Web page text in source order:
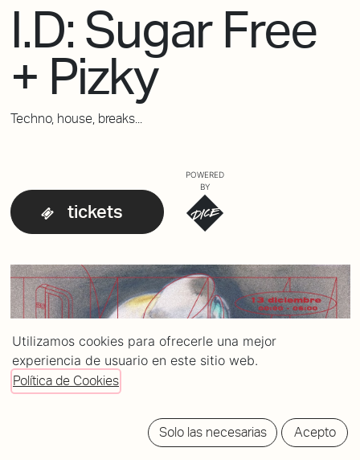
I.D: Sugar Free
+ Pizky
Techno, house, breaks...
tickets
POWERED
BY
Utilizamos cookies para ofrecerle una mejor
experiencia de usuario en este sitio web.
Política de Cookies
Solo las necesarias Acepto